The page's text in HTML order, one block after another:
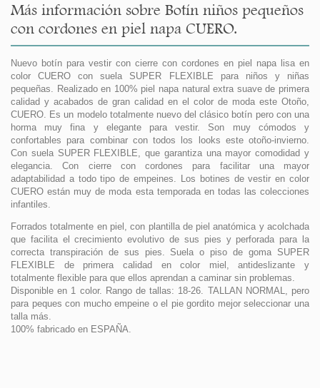
Más información sobre Botín niños pequeños
con cordones en piel napa CUERO.
Nuevo botín para vestir con cierre con cordones en piel napa lisa en
color CUERO con suela SUPER FLEXIBLE para niños y niñas
pequeñas. Realizado en 100% piel napa natural extra suave de primera
calidad y acabados de gran calidad en el color de moda este Otoño,
CUERO. Es un modelo totalmente nuevo del clásico botín pero con una
horma muy fina y elegante para vestir. Son muy cómodos y
confortables para combinar con todos los looks este otoño-invierno.
Con suela SUPER FLEXIBLE, que garantiza una mayor comodidad y
elegancia. Con cierre con cordones para facilitar una mayor
adaptabilidad a todo tipo de empeines. Los botines de vestir en color
CUERO están muy de moda esta temporada en todas las colecciones
infantiles.
Forrados totalmente en piel, con plantilla de piel anatómica y acolchada
que facilita el crecimiento evolutivo de sus pies y perforada para la
correcta transpiración de sus pies. Suela o piso de goma SUPER
FLEXIBLE de primera calidad en color miel, antideslizante y
totalmente flexible para que ellos aprendan a caminar sin problemas.
Disponible en 1 color. Rango de tallas: 18-26. TALLAN NORMAL, pero
para peques con mucho empeine o el pie gordito mejor seleccionar una
talla más.
100% fabricado en ESPAÑA.